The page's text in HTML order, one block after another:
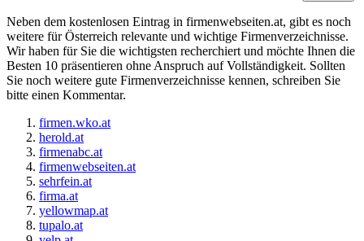
Neben dem kostenlosen Eintrag in firmenwebseiten.at, gibt es noch
weitere für Österreich relevante und wichtige Firmenverzeichnisse.
Wir haben für Sie die wichtigsten recherchiert und möchte Ihnen die
Besten 10 präsentieren ohne Anspruch auf Vollständigkeit. Sollten
Sie noch weitere gute Firmenverzeichnisse kennen, schreiben Sie
bitte einen Kommentar.
firmen.wko.at
herold.at
firmenabc.at
firmenwebseiten.at
sehrfein.at
firma.at
yellowmap.at
tupalo.at